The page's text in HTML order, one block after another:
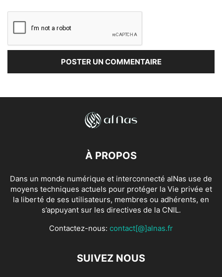
À PROPOS
Dans un monde numérique et interconnecté alNas use de
moyens techniques actuels pour protéger la Vie privée et
la liberté de ses utilisateurs, membres ou adhérents, en
s’appuyant sur les directives de la CNIL.
Contactez-nous: contact[@]alnas.fr
SUIVEZ NOUS